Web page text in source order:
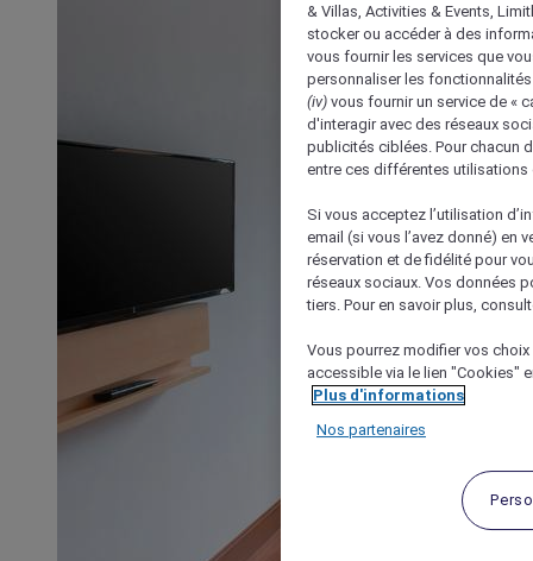
& Villas, Activities & Events,
stocker ou accéder à des
vous fournir les services que
personnaliser les
(iv) vous fournir un service de «
d'interagir avec des réseaux
publicités ciblées. Pour chacun
entre ces différentes utilisations
Si vous acceptez l’utilisation
email (si vous l’avez donné) en
réservation et de fidélité pour
réseaux sociaux. Vos données
tiers. Pour en savoir plus,
Vous pourrez modifier vos
accessible via le lien "Cookies"
Plus d'informations
Nos partenaires